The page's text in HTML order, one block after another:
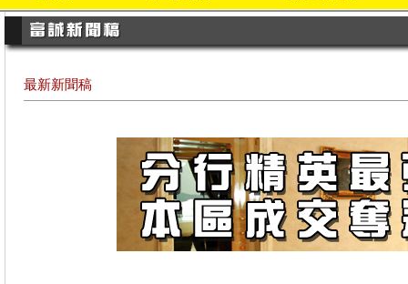
最新新聞稿